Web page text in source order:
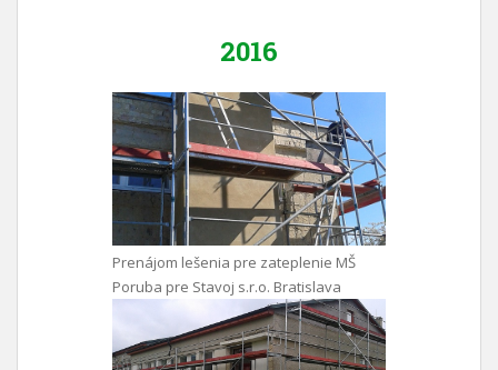
2016
Prenájom lešenia pre zateplenie MŠ
Poruba pre Stavoj s.r.o. Bratislava